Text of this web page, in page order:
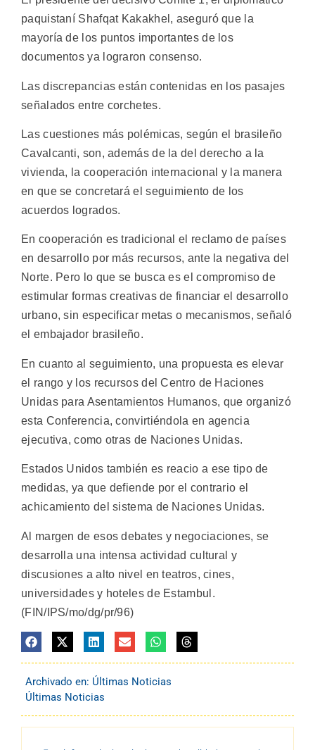
paquistaní Shafqat Kakakhel, aseguró que la
mayoría de los puntos importantes de los
documentos ya lograron consenso.
Las discrepancias están contenidas en los pasajes
señalados entre corchetes.
Las cuestiones más polémicas, según el brasileño
Cavalcanti, son, además de la del derecho a la
vivienda, la cooperación internacional y la manera
en que se concretará el seguimiento de los
acuerdos logrados.
En cooperación es tradicional el reclamo de países
en desarrollo por más recursos, ante la negativa del
Norte. Pero lo que se busca es el compromiso de
estimular formas creativas de financiar el desarrollo
urbano, sin especificar metas o mecanismos, señaló
el embajador brasileño.
En cuanto al seguimiento, una propuesta es elevar
el rango y los recursos del Centro de Haciones
Unidas para Asentamientos Humanos, que organizó
esta Conferencia, convirtiéndola en agencia
ejecutiva, como otras de Naciones Unidas.
Estados Unidos también es reacio a ese tipo de
medidas, ya que defiende por el contrario el
achicamiento del sistema de Naciones Unidas.
Al margen de esos debates y negociaciones, se
desarrolla una intensa actividad cultural y
discusiones a alto nivel en teatros, cines,
universidades y hoteles de Estambul.
(FIN/IPS/mo/dg/pr/96)
Archivado en: Últimas Noticias
Últimas Noticias